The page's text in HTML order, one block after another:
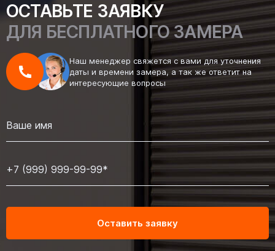
ОСТАВЬТЕ ЗАЯВКУ
ДЛЯ БЕСПЛАТНОГО ЗАМЕРА
Наш менеджер свяжется с вами для уточнения
даты и времени замера, а так же ответит на
интересующие вопросы